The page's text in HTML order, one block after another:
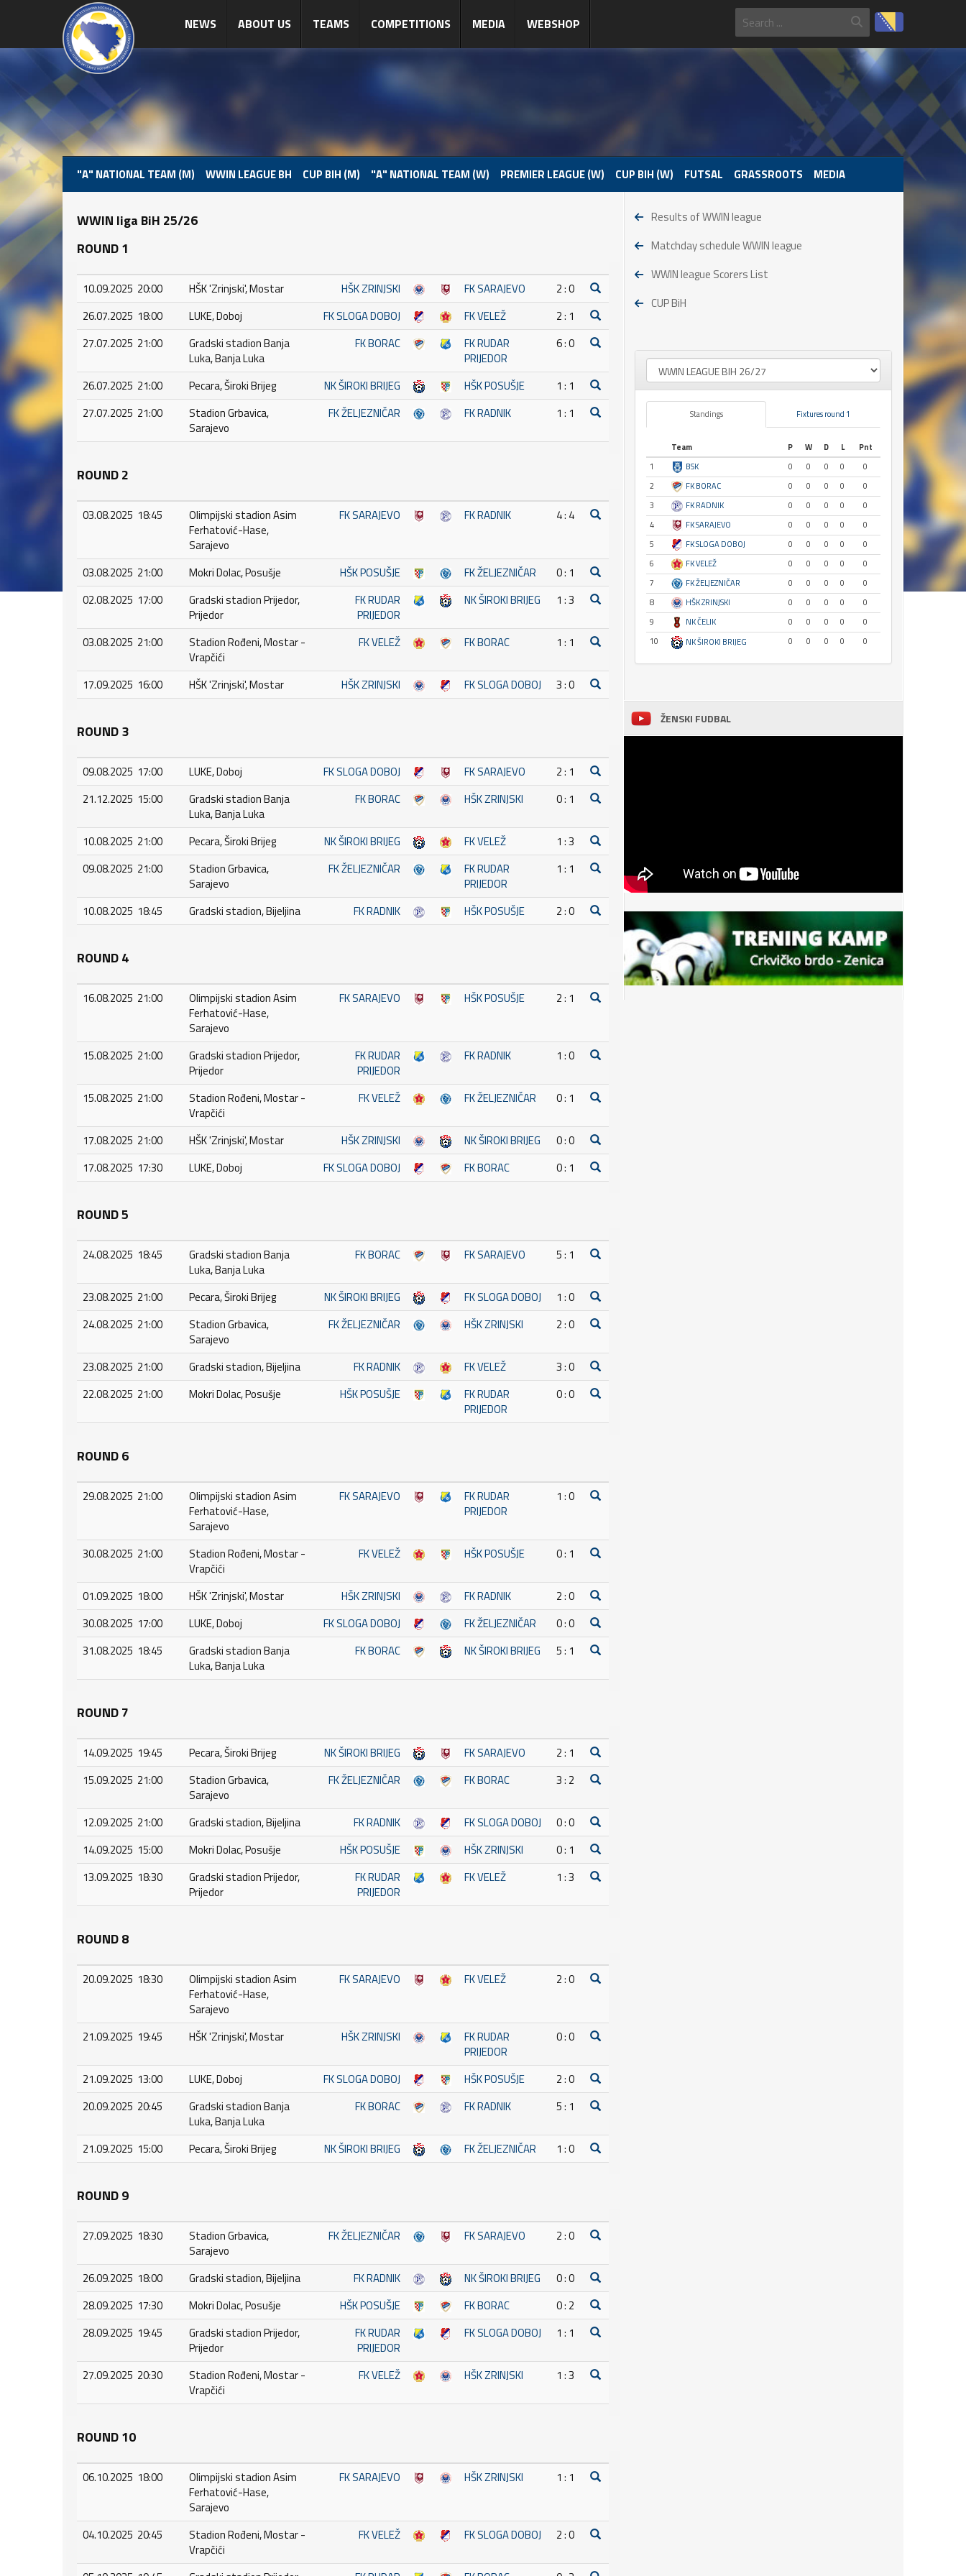
NEWS ABOUT US TEAMS COMPETITIONS MEDIA WEBSHOP
"A" NATIONAL TEAM (M) WWIN LEAGUE BH CUP BIH (M) "A" NATIONAL TEAM (W) PREMIER LEAGUE (W) CUP BIH (W) FUTSAL GRASSROOTS MEDIA
WWIN liga BiH 25/26
ROUND 1
10.09.2025 20:00 HŠK 'Zrinjski', Mostar HŠK ZRINJSKI FK SARAJEVO
2 : 0
26.07.2025 18:00
LUKE, Doboj FK SLOGA DOBOJ FK VELEŽ
2 : 1
27.07.2025 21:00
Gradski stadion Banja
Luka, Banja Luka
FK BORAC
FK RUDAR
PRIJEDOR
6 : 0
26.07.2025 21:00 Pecara, Široki Brijeg NK ŠIROKI BRIJEG HŠK POSUŠJE
1 : 1
27.07.2025 21:00
Stadion Grbavica,
Sarajevo
FK ŽELJEZNIČAR FK RADNIK 1 : 1
ROUND 2
03.08.2025 18:45
Olimpijski stadion Asim
Ferhatović-Hase,
Sarajevo
FK SARAJEVO FK RADNIK 4 : 4
03.08.2025 21:00 Mokri Dolac, Posušje HŠK POSUŠJE FK ŽELJEZNIČAR
0 : 1
02.08.2025 17:00
Gradski stadion Prijedor,
Prijedor
FK RUDAR
PRIJEDOR
NK ŠIROKI BRIJEG 1 : 3
03.08.2025 21:00
Stadion Rođeni, Mostar -
Vrapčići
FK VELEŽ FK BORAC 1 : 1
17.09.2025 16:00 HŠK 'Zrinjski', Mostar HŠK ZRINJSKI FK SLOGA DOBOJ 3 : 0
ROUND 3
09.08.2025 17:00 LUKE, Doboj FK SLOGA DOBOJ FK SARAJEVO
2 : 1
21.12.2025 15:00
Gradski stadion Banja
Luka, Banja Luka
FK BORAC HŠK ZRINJSKI 0 : 1
10.08.2025 21:00 Pecara, Široki Brijeg NK ŠIROKI BRIJEG FK VELEŽ
1 : 3
09.08.2025 21:00
Stadion Grbavica,
Sarajevo
FK ŽELJEZNIČAR
FK RUDAR
PRIJEDOR
1 : 1
10.08.2025 18:45 Gradski stadion, Bijeljina FK RADNIK HŠK POSUŠJE 2 : 0
ROUND 4
16.08.2025 21:00
Olimpijski stadion Asim
Ferhatović-Hase,
Sarajevo
FK SARAJEVO HŠK POSUŠJE 2 : 1
15.08.2025 21:00
Gradski stadion Prijedor,
Prijedor
FK RUDAR
PRIJEDOR
FK RADNIK 1 : 0
15.08.2025 21:00
Stadion Rođeni, Mostar -
Vrapčići
FK VELEŽ FK ŽELJEZNIČAR 0 : 1
17.08.2025 21:00 HŠK 'Zrinjski', Mostar HŠK ZRINJSKI NK ŠIROKI BRIJEG
0 : 0
17.08.2025 17:30
LUKE, Doboj FK SLOGA DOBOJ FK BORAC 0 : 1
ROUND 5
24.08.2025 18:45
Gradski stadion Banja
Luka, Banja Luka
FK BORAC FK SARAJEVO 5 : 1
23.08.2025 21:00 Pecara, Široki Brijeg NK ŠIROKI BRIJEG FK SLOGA DOBOJ
1 : 0
24.08.2025 21:00
Stadion Grbavica,
Sarajevo
FK ŽELJEZNIČAR HŠK ZRINJSKI 2 : 0
23.08.2025 21:00 Gradski stadion, Bijeljina FK RADNIK FK VELEŽ
3 : 0
22.08.2025 21:00
Mokri Dolac, Posušje HŠK POSUŠJE
FK RUDAR
PRIJEDOR
0 : 0
ROUND 6
29.08.2025 21:00
Olimpijski stadion Asim
Ferhatović-Hase,
Sarajevo
FK SARAJEVO
FK RUDAR
PRIJEDOR
1 : 0
30.08.2025 21:00
Stadion Rođeni, Mostar -
Vrapčići
FK VELEŽ HŠK POSUŠJE 0 : 1
01.09.2025 18:00 HŠK 'Zrinjski', Mostar HŠK ZRINJSKI FK RADNIK
2 : 0
30.08.2025 17:00
LUKE, Doboj FK SLOGA DOBOJ FK ŽELJEZNIČAR
0 : 0
31.08.2025 18:45
Gradski stadion Banja
Luka, Banja Luka
FK BORAC NK ŠIROKI BRIJEG 5 : 1
ROUND 7
14.09.2025 19:45 Pecara, Široki Brijeg NK ŠIROKI BRIJEG FK SARAJEVO
2 : 1
15.09.2025 21:00
Stadion Grbavica,
Sarajevo
FK ŽELJEZNIČAR FK BORAC 3 : 2
12.09.2025 21:00 Gradski stadion, Bijeljina FK RADNIK FK SLOGA DOBOJ
0 : 0
14.09.2025 15:00
Mokri Dolac, Posušje HŠK POSUŠJE HŠK ZRINJSKI
0 : 1
13.09.2025 18:30
Gradski stadion Prijedor,
Prijedor
FK RUDAR
PRIJEDOR
FK VELEŽ 1 : 3
ROUND 8
20.09.2025 18:30
Olimpijski stadion Asim
Ferhatović-Hase,
Sarajevo
FK SARAJEVO FK VELEŽ 2 : 0
21.09.2025 19:45 HŠK 'Zrinjski', Mostar HŠK ZRINJSKI
FK RUDAR
PRIJEDOR
0 : 0
21.09.2025 13:00 LUKE, Doboj FK SLOGA DOBOJ HŠK POSUŠJE
2 : 0
20.09.2025 20:45
Gradski stadion Banja
Luka, Banja Luka
FK BORAC FK RADNIK 5 : 1
21.09.2025 15:00 Pecara, Široki Brijeg NK ŠIROKI BRIJEG FK ŽELJEZNIČAR 1 : 0
ROUND 9
27.09.2025 18:30
Stadion Grbavica,
Sarajevo
FK ŽELJEZNIČAR FK SARAJEVO 2 : 0
26.09.2025 18:00 Gradski stadion, Bijeljina FK RADNIK NK ŠIROKI BRIJEG
0 : 0
28.09.2025 17:30
Mokri Dolac, Posušje HŠK POSUŠJE FK BORAC
0 : 2
28.09.2025 19:45
Gradski stadion Prijedor,
Prijedor
FK RUDAR
PRIJEDOR
FK SLOGA DOBOJ 1 : 1
27.09.2025 20:30
Stadion Rođeni, Mostar -
Vrapčići
FK VELEŽ HŠK ZRINJSKI 1 : 3
ROUND 10
06.10.2025 18:00
Olimpijski stadion Asim
Ferhatović-Hase,
Sarajevo
FK SARAJEVO HŠK ZRINJSKI 1 : 1
04.10.2025 20:45
Stadion Rođeni, Mostar -
Vrapčići
FK VELEŽ FK SLOGA DOBOJ 2 : 0
Results of WWIN league
Matchday schedule WWIN league
WWIN league Scorers List
CUP BiH
Standings Fixtures round 1
Team P W D L
Pnt
1
BSK 0 0 0 0
0
2
FK BORAC 0 0 0 0
0
3
FK RADNIK 0 0 0 0
0
4
FK SARAJEVO 0 0 0 0
0
5
FK SLOGA DOBOJ 0 0 0 0
0
6
FK VELEŽ 0 0 0 0
0
7
FK ŽELJEZNIČAR 0 0 0 0
0
8
HŠK ZRINJSKI 0 0 0 0
0
9
NK ČELIK 0 0 0 0
0
10
NK ŠIROKI BRIJEG 0 0 0 0 0
ŽENSKI FUDBAL